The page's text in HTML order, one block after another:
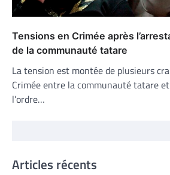
Tensions en Crimée après
de la communauté tatare
La tension est montée de plusieurs
Crimée entre la communauté tatare
l’ordre…
Articles récents